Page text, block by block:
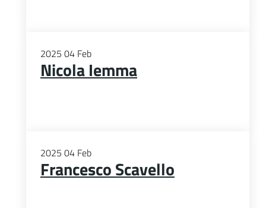
2025 04 Feb
Nicola Iemma
2025 04 Feb
Francesco Scavello